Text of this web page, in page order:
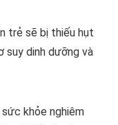
trẻ sẽ bị thiếu hụt
suy dinh dưỡng và
khỏe nghiêm